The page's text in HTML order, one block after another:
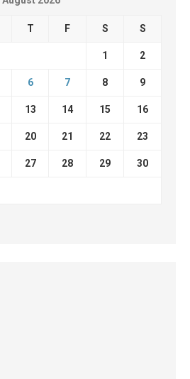
T F S S
1 2
6 7 8 9
13 14 15 16
20 21 22 23
27 28 29 30